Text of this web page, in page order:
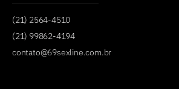
(21) 2564-4510
(21) 99862-4194
contato@69sexline.com.br